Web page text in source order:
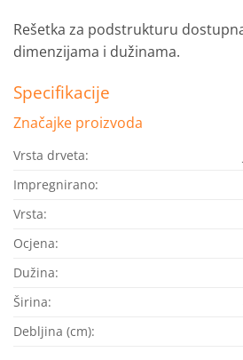
Rešetka za podstrukturu
dimenzijama i dužinama.
Specifikacije
Značajke proizvoda
Vrsta drveta:
Impregnirano:
Vrsta:
Ocjena:
Dužina:
Širina:
Debljina (cm):